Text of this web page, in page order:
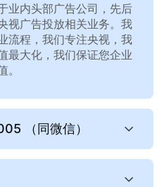
业内头部广告公司，先后
视广告投放相关业务。我
流程，我们专注央视，我
最大化，我们保证您企业
（同微信）